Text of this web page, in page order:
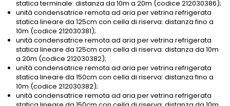
statica terminale: distanza da 10m a 20m (codice 212030386);
unità condensatrice remota ad aria per vetrina refrigerata
statica lineare da 125cm con cella di riserva: distanza fino a
10m (codice 212030381);
unità condensatrice remota ad aria per vetrina refrigerata
statica lineare da 125cm con cella di riserva: distanza da 10m
a 20m (codice 212030382);
unità condensatrice remota ad aria per vetrina refrigerata
statica lineare da 150cm con cella di riserva: distanza fino a
10m (codice 212030382);
unità condensatrice remota ad aria per vetrina refrigerata